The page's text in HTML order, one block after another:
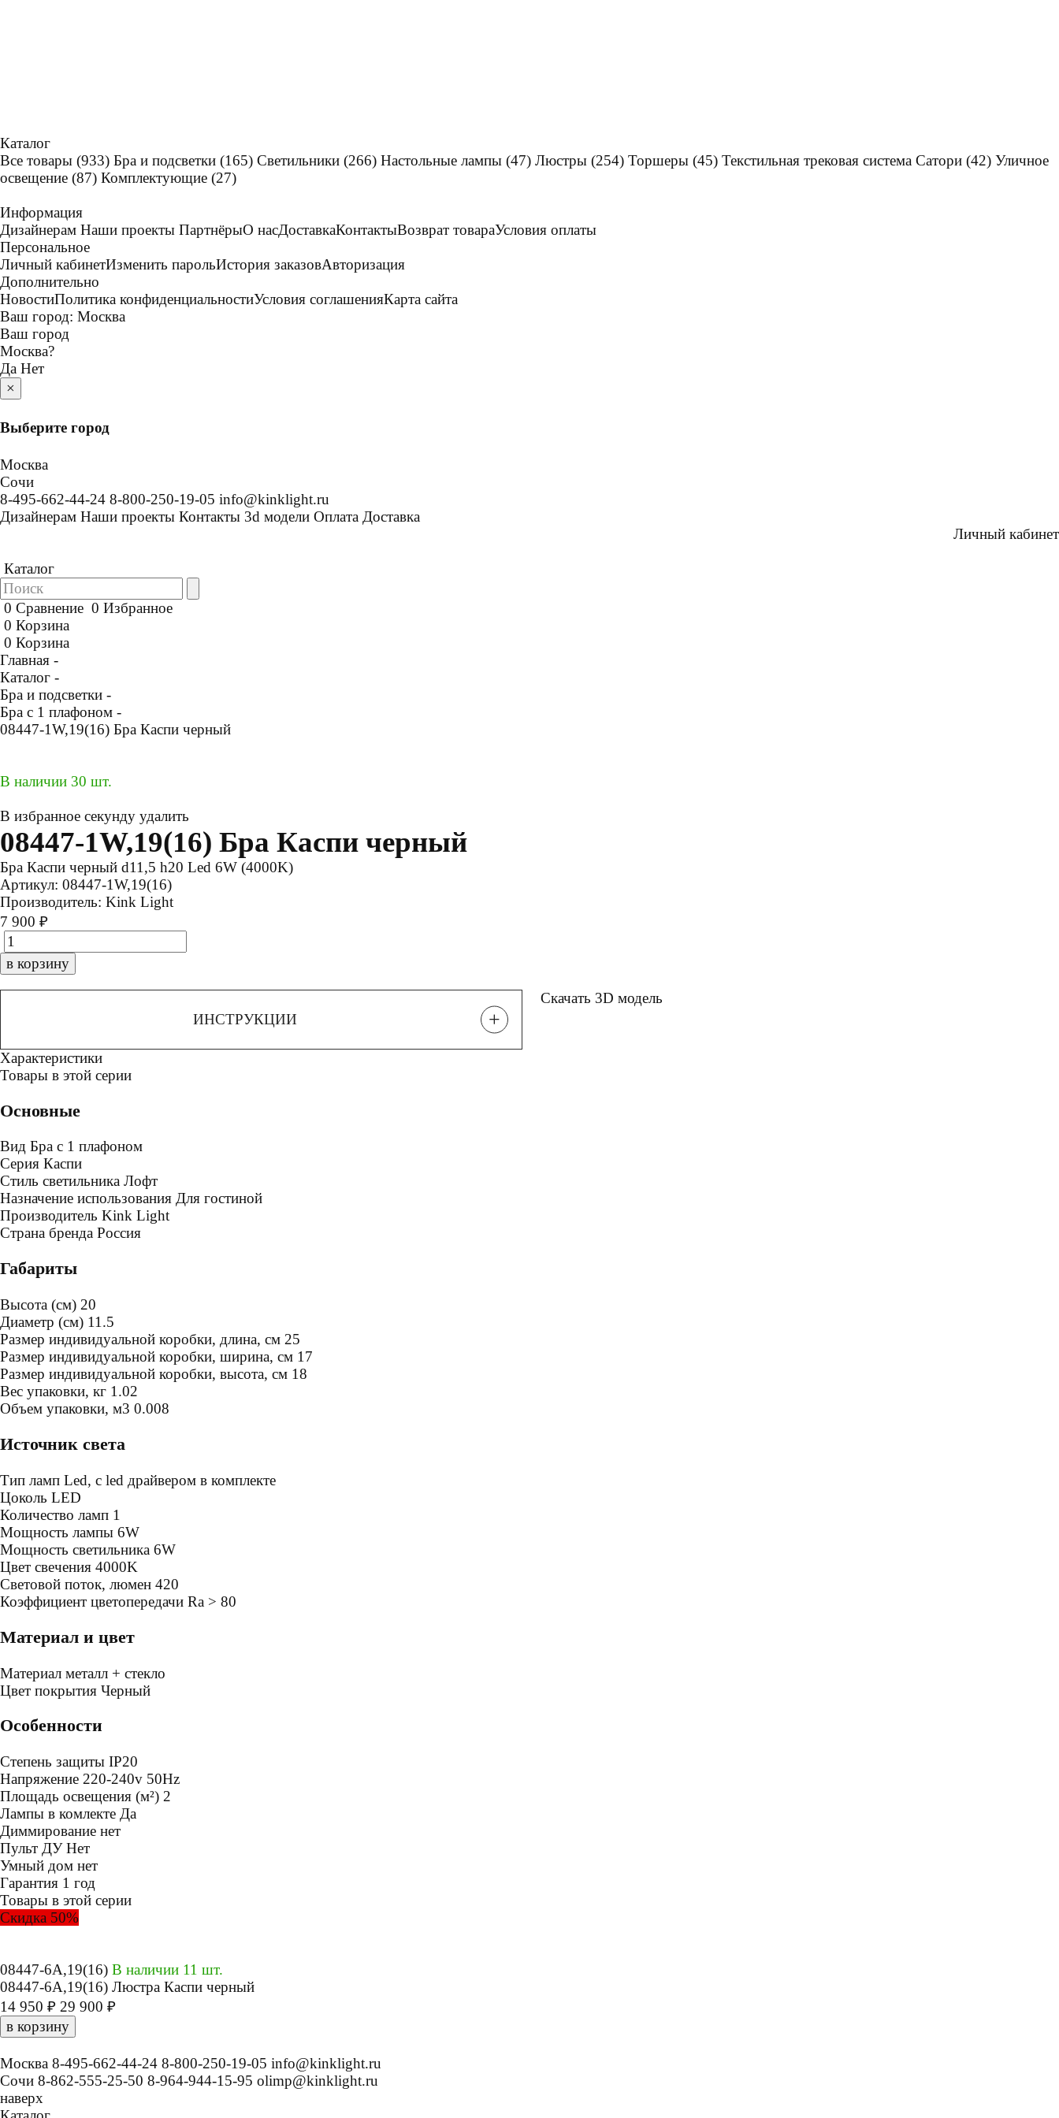
Каталог
Все товары (933) Бра и подсветки (165) Светильники (266) Настольные лампы (47) Люстры (254) Торшеры (45) Текстильная трековая система Сатори (42) Уличное
освещение (87) Комплектующие (27)
Информация
Дизайнерам Наши проекты ПартнёрыО насДоставкаКонтактыВозврат товараУсловия оплаты
Персональное
Личный кабинетИзменить парольИстория заказовАвторизация
Дополнительно
НовостиПолитика конфиденциальностиУсловия соглашенияКарта сайта
Ваш город: Москва
Ваш город
Москва?
Да Нет
×
Выберите город
Москва
Сочи
8-495-662-44-24 8-800-250-19-05 info@kinklight.ru
Дизайнерам Наши проекты Контакты 3d модели Оплата Доставка
Личный кабинет
Каталог
0 Сравнение 0 Избранное
0 Корзина
0 Корзина
Главная -
Каталог -
Бра и подсветки -
Бра с 1 плафоном -
08447-1W,19(16) Бра Каспи черный
В наличии 30 шт.
В избранное секунду удалить
08447-1W,19(16) Бра Каспи черный
Бра Каспи черный d11,5 h20 Led 6W (4000K)
Артикул: 08447-1W,19(16)
Производитель: Kink Light
7 900 ₽
в корзину
ИНСТРУКЦИИ +
Скачать 3D модель
Характеристики
Товары в этой серии
Основные
Вид Бра с 1 плафоном
Серия Каспи
Стиль светильника Лофт
Назначение использования Для гостиной
Производитель Kink Light
Страна бренда Россия
Габариты
Высота (см) 20
Диаметр (см) 11.5
Размер индивидуальной коробки, длина, см 25
Размер индивидуальной коробки, ширина, см 17
Размер индивидуальной коробки, высота, см 18
Bес упаковки, кг 1.02
Oбъем упаковки, м3 0.008
Источник света
Тип ламп Led, с led драйвером в комплекте
Цоколь LED
Количество ламп 1
Мощность лампы 6W
Мощность светильника 6W
Цвет свечения 4000K
Световой поток, люмен 420
Коэффициент цветопередачи Ra > 80
Материал и цвет
Mатериал металл + стекло
Цвет покрытия Черный
Особенности
Степень защиты IP20
Напряжение 220-240v 50Hz
Площадь освещения (м²) 2
Лампы в комлекте Да
Диммирование нет
Пульт ДУНет
Умный дом нет
Гарантия 1 год
Товары в этой серии
Скидка 50%
08447-6A,19(16) В наличии 11 шт.
08447-6A,19(16) Люстра Каспи черный
14 950 ₽ 29 900 ₽
в корзину
Москва 8-495-662-44-24 8-800-250-19-05 info@kinklight.ru
Сочи 8-862-555-25-50 8-964-944-15-95 olimp@kinklight.ru
наверх